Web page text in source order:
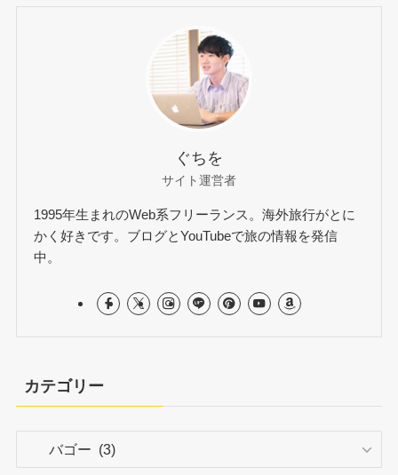
ぐちを
サイト運営者
1995年生まれのWeb系フリーランス。海外旅行がとに
かく好きです。ブログとYouTubeで旅の情報を発信
中。
カテゴリー